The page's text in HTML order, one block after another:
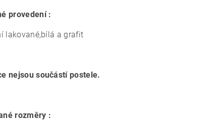
provedení :
lakované,bílá a grafit
nejsou součástí postele.
rozměry :